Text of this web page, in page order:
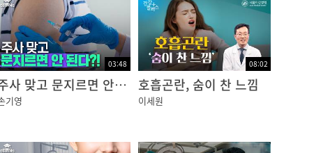
03:48
주사 맞고 문지르면 안 되는 이유, 알고 계셨나요? | 건강잡학사전
기영
08:02
호흡곤란, 숨이 찬 느낌
이세원